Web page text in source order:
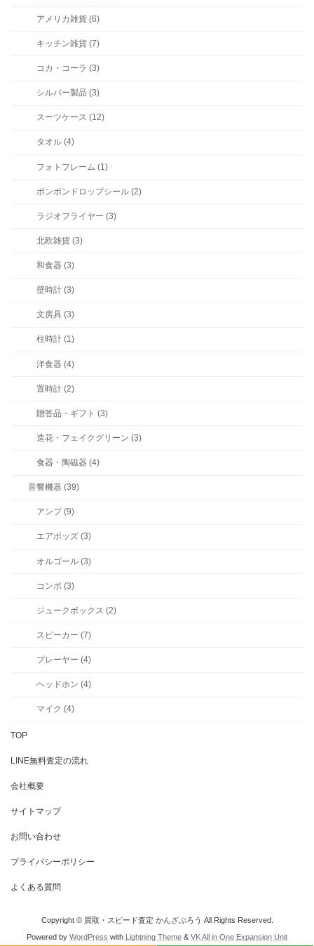
アメリカ雑貨 (6)
キッチン雑貨 (7)
コカ・コーラ (3)
シルバー製品 (3)
スーツケース (12)
タオル (4)
フォトフレーム (1)
ボンボンドロップシール (2)
ラジオフライヤー (3)
北欧雑貨 (3)
和食器 (3)
壁時計 (3)
文房具 (3)
柱時計 (1)
洋食器 (4)
置時計 (2)
贈答品・ギフト (3)
造花・フェイクグリーン (3)
食器・陶磁器 (4)
音響機器 (39)
アンプ (9)
エアポッズ (3)
オルゴール (3)
コンポ (3)
ジュークボックス (2)
スピーカー (7)
プレーヤー (4)
ヘッドホン (4)
マイク (4)
TOP
LINE無料査定の流れ
会社概要
サイトマップ
お問い合わせ
プライバシーポリシー
よくある質問
Copyright © 買取・スピード査定 かんざぶろう All Rights Reserved.
Powered by WordPress with Lightning Theme & VK All in One Expansion Unit